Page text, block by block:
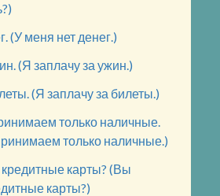
(У меня нет денег.)
(Я заплачу за ужин.)
(Я заплачу за билеты.)
только наличные.
только наличные.)
карты? (Вы
карты?)